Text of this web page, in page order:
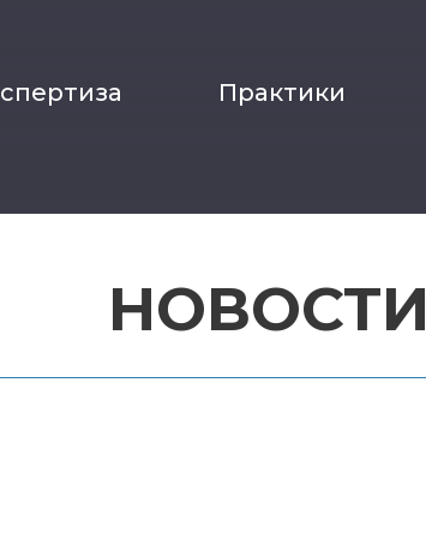
Практики
НОВОСТИ